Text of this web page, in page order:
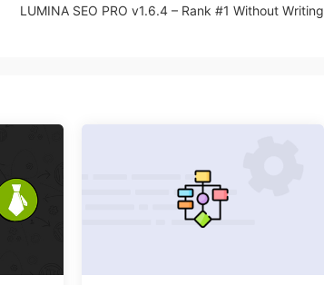
LUMINA SEO PRO v1.6.4 – Rank #1 Without Writing